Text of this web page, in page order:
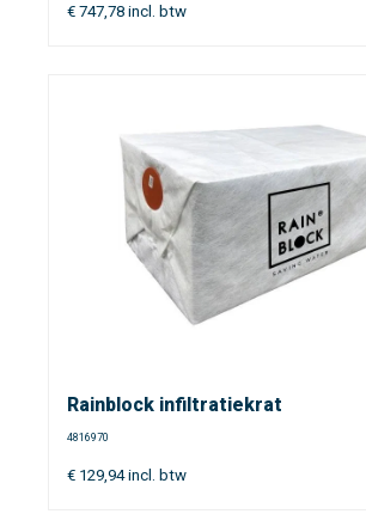
€ 747,78 incl. btw
Rainblock infiltratiekrat
4816970
€ 129,94incl. btw